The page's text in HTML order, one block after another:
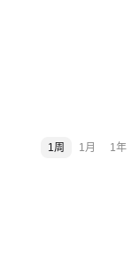
1周 1月 1年